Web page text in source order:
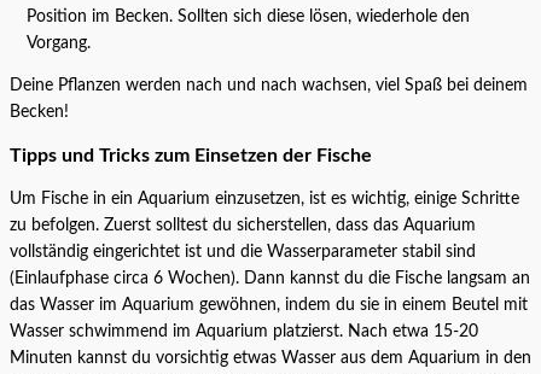
Position im Becken. Sollten sich diese lösen, wiederhole den
Vorgang.
Deine Pflanzen werden nach und nach wachsen, viel Spaß bei deinem
Becken!
Tipps und Tricks zum Einsetzen der Fische
Um Fische in ein Aquarium einzusetzen, ist es wichtig, einige Schritte
zu befolgen. Zuerst solltest du sicherstellen, dass das Aquarium
vollständig eingerichtet ist und die Wasserparameter stabil sind
(Einlaufphase circa 6 Wochen). Dann kannst du die Fische langsam an
das Wasser im Aquarium gewöhnen, indem du sie in einem Beutel mit
Wasser schwimmend im Aquarium platzierst. Nach etwa 15-20
Minuten kannst du vorsichtig etwas Wasser aus dem Aquarium in den